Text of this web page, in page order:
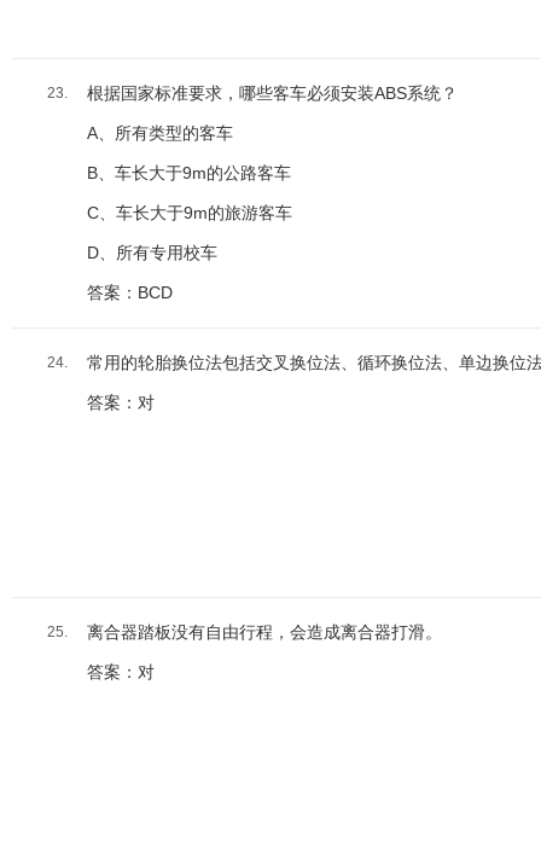
23. 根据国家标准要求，哪些客车必须安装ABS系统？
A、所有类型的客车
B、车长大于9m的公路客车
C、车长大于9m的旅游客车
D、所有专用校车
答案：BCD
24. 常用的轮胎换位法包括交叉换位法、循环换位法、单边换位
答案：对
25. 离合器踏板没有自由行程，会造成离合器打滑。
答案：对